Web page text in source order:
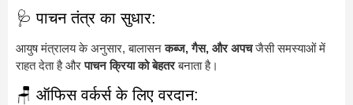
🩺 पाचन तंत्र का सुधार:
आयुष मंत्रालय के अनुसार, बालासनकब्ज, गैस, और अपचजैसी समस्याओं में
राहत देता है औरपाचन क्रिया को बेहतरबनाता है।
🪑 ऑफिस वर्कर्स के लिए वरदान: